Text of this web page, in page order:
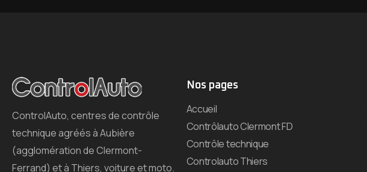
ControlAuto, centres de contrôle
technique agréés à Aubière
(agglomération de Clermont-
Ferrand) et à Thiers, voiture et moto.
Nos pages
Accueil
Contrôlauto Clermont FD
Contrôle technique
Controlauto Thiers